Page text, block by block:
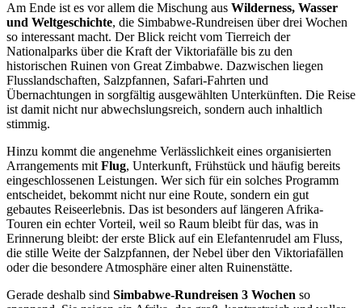
Am Ende ist es vor allem die Mischung aus Wilderness, Wasser
und Weltgeschichte, die Simbabwe-Rundreisen über drei Wochen
so interessant macht. Der Blick reicht vom Tierreich der
Nationalparks über die Kraft der Viktoriafälle bis zu den
historischen Ruinen von Great Zimbabwe. Dazwischen liegen
Flusslandschaften, Salzpfannen, Safari-Fahrten und
Übernachtungen in sorgfältig ausgewählten Unterkünften. Die Reise
ist damit nicht nur abwechslungsreich, sondern auch inhaltlich
stimmig.
Hinzu kommt die angenehme Verlässlichkeit eines organisierten
Arrangements mit Flug, Unterkunft, Frühstück und häufig bereits
eingeschlossenen Leistungen. Wer sich für ein solches Programm
entscheidet, bekommt nicht nur eine Route, sondern ein gut
gebautes Reiseerlebnis. Das ist besonders auf längeren Afrika-
Touren ein echter Vorteil, weil so Raum bleibt für das, was in
Erinnerung bleibt: der erste Blick auf ein Elefantenrudel am Fluss,
die stille Weite der Salzpfannen, der Nebel über den Viktoriafällen
oder die besondere Atmosphäre einer alten Ruinenstätte.
Gerade deshalb sind Simbabwe-Rundreisen 3 Wochen so